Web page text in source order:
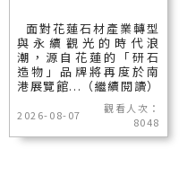
面對花蓮石材產業轉型
與永續觀光的時代浪
潮，源自花蓮的「研石
造物」品牌將再度於南
港展覽館...（繼續閱讀）
2026-08-07
觀看人次：
8048